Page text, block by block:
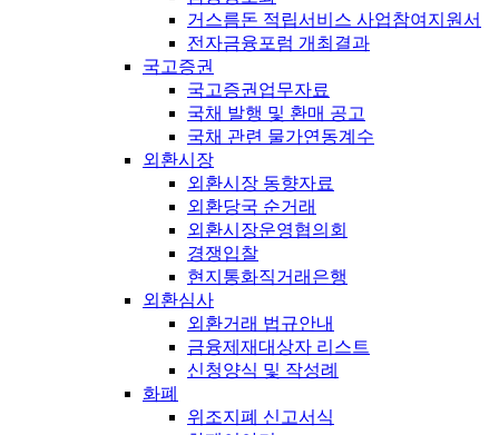
거스름돈 적립서비스 사업참여지원서
전자금융포럼 개최결과
국고증권
국고증권업무자료
국채 발행 및 환매 공고
국채 관련 물가연동계수
외환시장
외환시장 동향자료
외환당국 순거래
외환시장운영협의회
경쟁입찰
현지통화직거래은행
외환심사
외환거래 법규안내
금융제재대상자 리스트
신청양식 및 작성례
화폐
위조지폐 신고서식